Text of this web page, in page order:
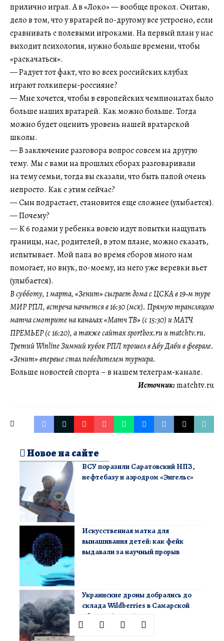
прилично играл. А в «Локо» — вообще прокол. Считаю,
дело в том, что у вратарей по-другому все устроено, если
сравнивать с полевыми игроками. На первый план у нас
выходит психология, нужно больше времени, чтобы
«раскачаться».
— Радует тот факт, что во всех российских клубах
играют голкиперы-россияне?
— Мне хочется, чтобы в европейских чемпионатах было
больше наших вратарей. Как можно больше. Тогда
можно будет оценить уровень нашей вратарской
школы.
— В заключение разговора вопрос совсем на другую
тему. Мы с вами на прошлых сборах разговаривали
на тему семьи, тогда вы сказали, что быть папой очень
непросто. Как с этим сейчас?
— Сын подрастает, становится еще сложнее (улыбается).
— Почему?
— К 6 годами у ребенка вовсю идут попытки нащупать
границы, нас, родителей, в этом плане, можно сказать,
испытывает. Мой папа во время сборов много нам
помогает, но внук, по-моему, из него уже веревки вьет
(улыбается).
В субботу, 1 марта, «Зенит» сыграет дома с ЦСКА в 19‑м туре
МИР РПЛ, встреча начнется в 16:30 (мск). Прямую трансляцию
матча смотрите на каналах «Матч ТВ» (с 15:30) и МАТЧ
ПРЕМЬЕР (с 16:20), а также сайтах sportbox.ru и matchtv.ru.
Третий Winline Зимний кубок РПЛ прошел в Абу Даби в феврале.
«Зенит» впервые стал победителем турнира.
Больше новостей спорта – в нашем телеграм-канале.
Источник:matchtv.ru
Новое на сайте
ВСУ поразили Саратовский НПЗ,
нефтебазу и аэродром «Энгельс»
Искусственная матка для
вынашивания детей: как фейк
выдавали за научный прорыв
Украинские дроны добрались до
склада Wildberries в Самарской
области (видео)